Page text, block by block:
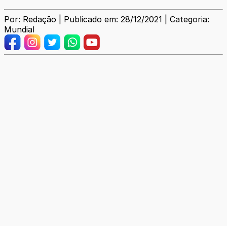
Por: Redação | Publicado em: 28/12/2021 | Categoria:
Mundial